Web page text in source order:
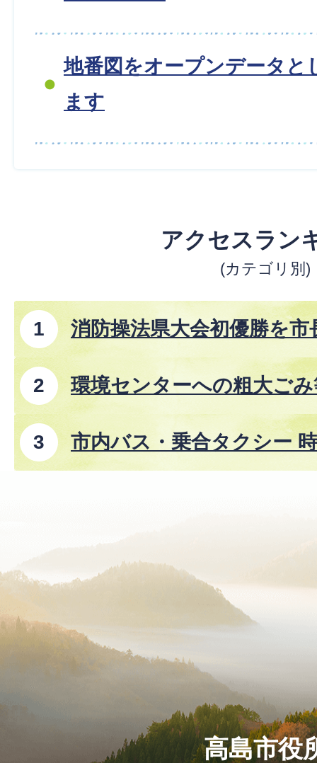
地番図をオープンデータと
ます
アクセスラン
(カテゴリ別)
消防操法県大会初優勝を市
環境センターへの粗大ご
市内バス・乗合タクシー
8年8月1日改正)
高島市役